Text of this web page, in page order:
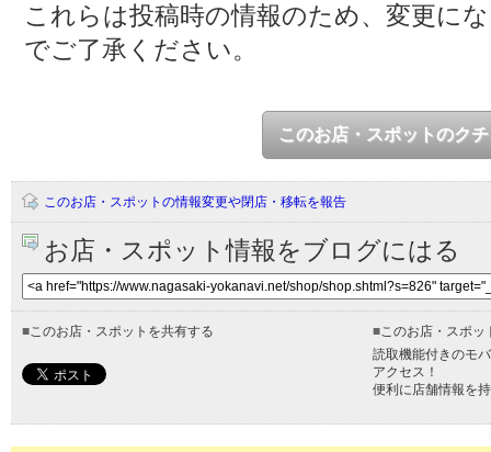
これらは投稿時の情報のため、変更に
でご了承ください。
このお店・スポットのク
このお店・スポットの情報変更や閉店・移転を報告
お店・スポット情報をブログにはる
■このお店・スポットを共有する ■このお店・スポッ
読取機能付きのモ
アクセス！
便利に店舗情報を